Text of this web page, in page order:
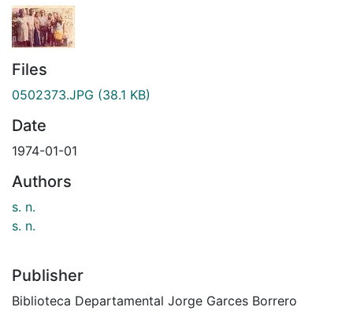
Files
0502373.JPG (38.1 KB)
Date
1974-01-01
Authors
s. n.
s. n.
Publisher
Biblioteca Departamental Jorge Garces Borrero